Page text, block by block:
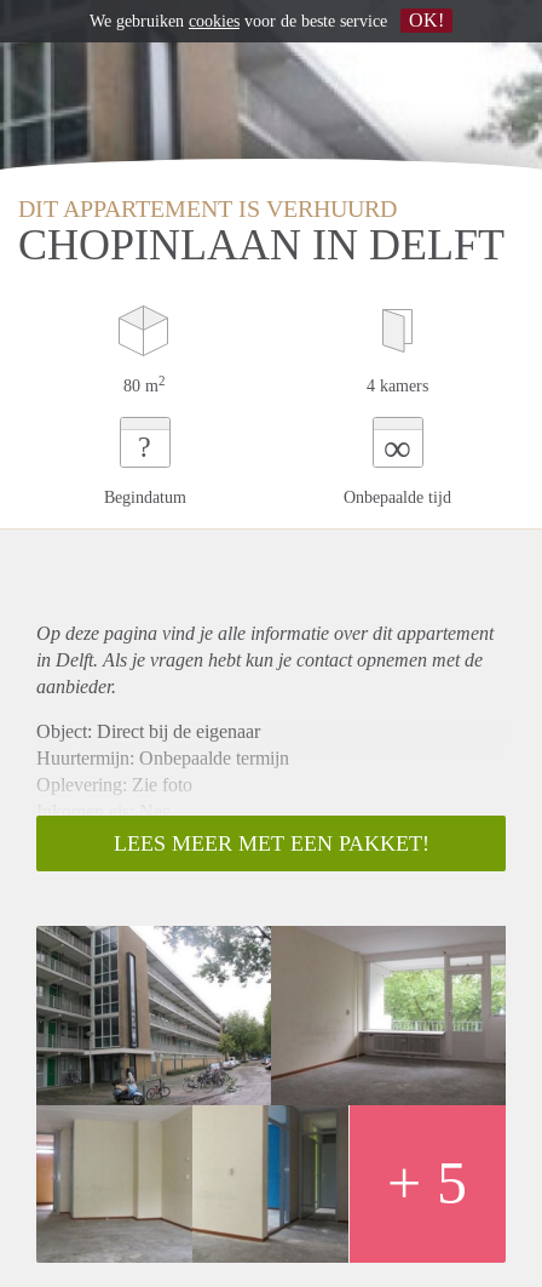
DIT APPARTEMENT IS VERHUURD
CHOPINLAAN IN DELFT
80 m2 4 kamers
?
Begindatum
∞
Onbepaalde tijd
Op deze pagina vind je alle informatie over ditappartement
in Delft. Als je vragen hebt kun je contact opnemen met de
aanbieder.
Object: Direct bij de eigenaar
Huurtermijn: Onbepaalde termijn
Oplevering: Zie foto
Inkomen eis: Nee
Garantiestelling mogelijk: Nee
Borg: 1 Maand
Huisdieren toegestaan: Afhankelijk van de Eigenaar
Huurtoeslag grens: Ja
Geschikt voor studenten: Afhankelijk van de Eigenaar
LEES MEER MET EEN PAKKET!
+ 5
We gebruiken cookies voor de beste service OK!